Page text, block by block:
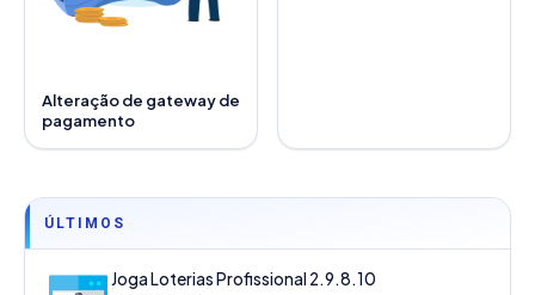
Alteração de gateway de
pagamento
ÚLTIMOS
Joga Loterias Profissional 2.9.8.10